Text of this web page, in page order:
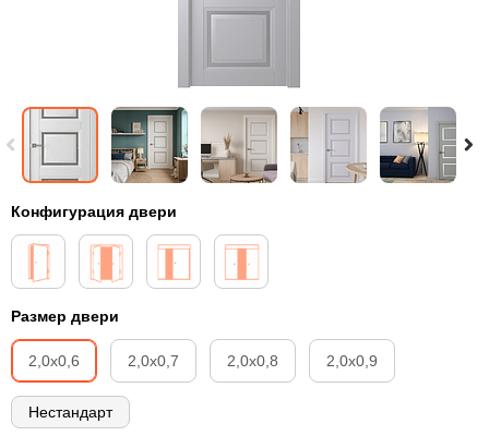
Конфигурация двери
Размер двери
2,0х0,6 2,0х0,7 2,0х0,8 2,0х0,9
Нестандарт